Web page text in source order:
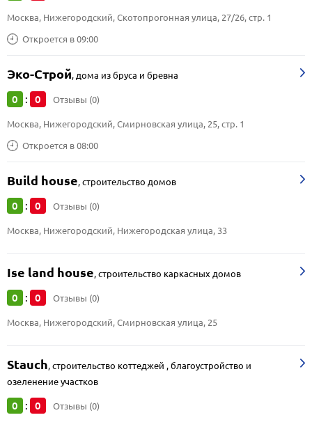
Откроется в 09:00
Москва, Нижегородский, Скотопрогонная улица, 27/26, стр. 1
Эко-Строй, дома из бруса и бревна
0 : 0 Отзывы (0)
Откроется в 08:00
Москва, Нижегородский, Смирновская улица, 25, стр. 1
Build house,строительство домов
0 : 0 Отзывы (0)
Москва, Нижегородский, Нижегородская улица, 33
Ise land house,строительство каркасных домов
0 : 0 Отзывы (0)
Москва, Нижегородский, Смирновская улица, 25
Stauch,строительство коттеджей , благоустройство и
озеленение участков
0 : 0 Отзывы (0)